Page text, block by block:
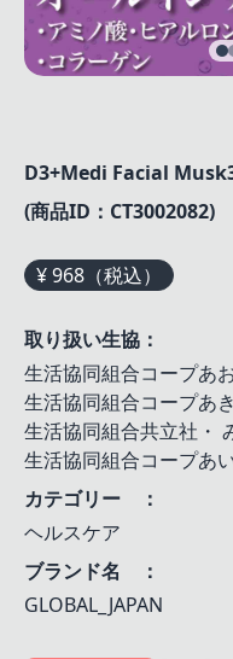
D3+Medi Facial
(商品ID：CT3002082)
¥ 968（税込）
取り扱い生協：
生活協同組合コープあ
生活協同組合コープあ
生活協同組合共立社 ・
生活協同組合コープあ
カテゴリー ：
ヘルスケア
ブランド名 ：
GLOBAL_JAPAN